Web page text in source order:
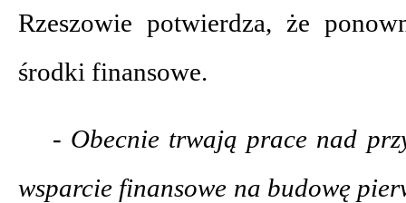
Rzeszowie potwierdza, że
środki finansowe.
- Obecnie trwają prace nad
wsparcie finansowe na budowę